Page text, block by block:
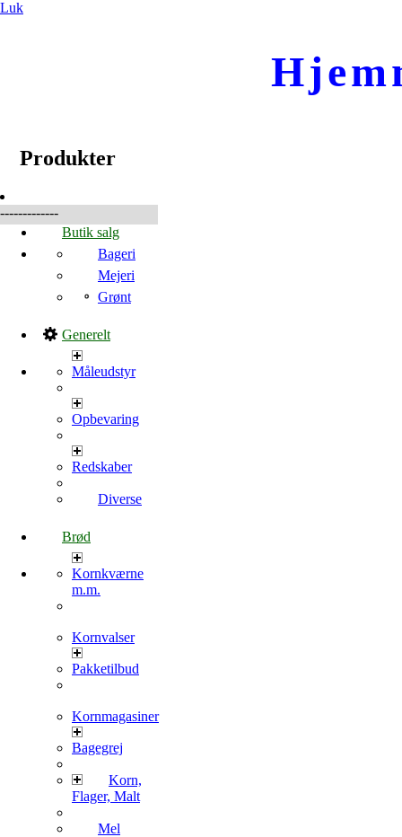
Luk
Produkter
-------------
Butik salg
Bageri
Mejeri
Grønt
Generelt
Måleudstyr
Opbevaring
Redskaber
Diverse
Brød
Kornkværne
m.m.
Kornvalser
Pakketilbud
Kornmagasiner
Bagegrej
Korn,
Flager, Malt
Mel